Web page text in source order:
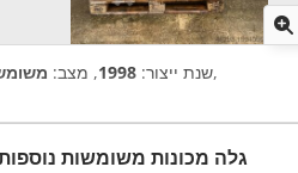
שנת ייצור: 1998, מצב: ,
גלה מכונות משומשות